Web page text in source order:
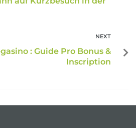
NEXT
: Guide Pro Bonus &
Inscription